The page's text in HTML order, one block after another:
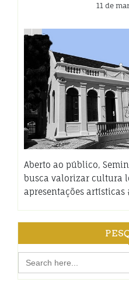
11 de
Aberto ao público,
busca valorizar cultura
apresentações artísticas
Search
for: